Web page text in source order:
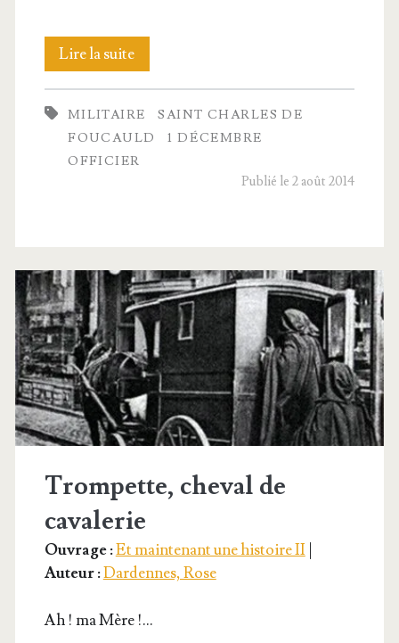
Lire la suiteCharles
de
Fou­
cauld,
aventureuse.
MILITAIRE
SAINT CHARLES DE
FOUCAULD
1 DÉCEMBRE
OFFICIER
Publié le 2 août 2014
Trompette, cheval de
cavalerie
Ouvrage :Et maintenant une histoire II
Auteur :Dardennes, Rose
Ah ! ma Mère !…